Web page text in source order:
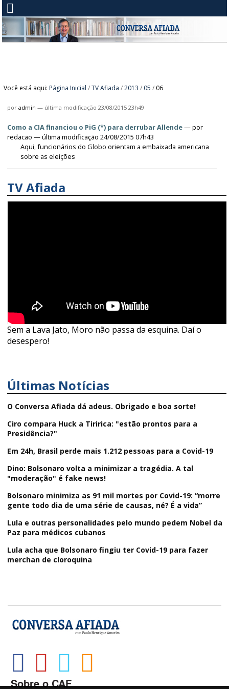
Você está aqui: Página Inicial /TV Afiada /2013 / 05 / 06
poradmin — última modificação 23/08/2015 23h49
Como a CIA financiou o PiG (*) para derrubar Allende—por
redacao — última modificação 24/08/2015 07h43
Aqui, funcionários do Globo orientam a embaixada americana
sobre as eleições
TV Afiada
Sem a Lava Jato, Moro não passa da esquina. Daí o
desespero!
Últimas Notícias
O Conversa Afiada dá adeus. Obrigado e boa sorte!
Ciro compara Huck a Tiririca: "estão prontos para a
Presidência?"
Em 24h, Brasil perde mais 1.212 pessoas para a Covid-19
Dino: Bolsonaro volta a minimizar a tragédia. A tal
"moderação" é fake news!
Bolsonaro minimiza as 91 mil mortes por Covid-19: “morre
gente todo dia de uma série de causas, né? É a vida”
Lula e outras personalidades pelo mundo pedem Nobel da
Paz para médicos cubanos
Lula acha que Bolsonaro fingiu ter Covid-19 para fazer
merchan de cloroquina
Sobre o CAF